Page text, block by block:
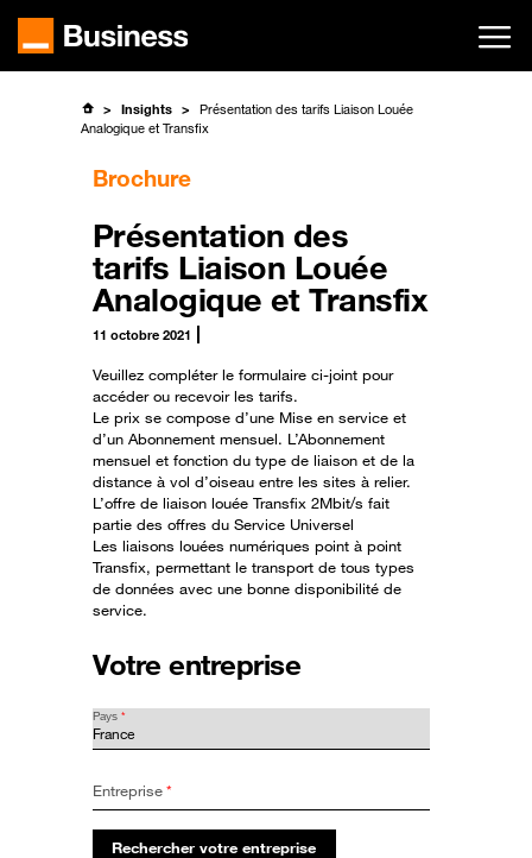
contenu
Insights
Présentation des tarifs Liaison Louée
Analogique et Transfix
Brochure
Présentation des
tarifs Liaison Louée
Analogique et Transfix
11 octobre 2021
Veuillez compléter le formulaire ci-joint pour
accéder ou recevoir les tarifs.
Le prix se compose d’une Mise en service et
d’un Abonnement mensuel. L’Abonnement
mensuel et fonction du type de liaison et de la
distance à vol d’oiseau entre les sites à relier.
L’offre de liaison louée Transfix 2Mbit/s fait
partie des offres du Service Universel
Les liaisons louées numériques point à point
Transfix, permettant le transport de tous types
de données avec une bonne disponibilité de
service.
Votre entreprise
*
Pays
*
Entreprise
Rechercher votre entreprise